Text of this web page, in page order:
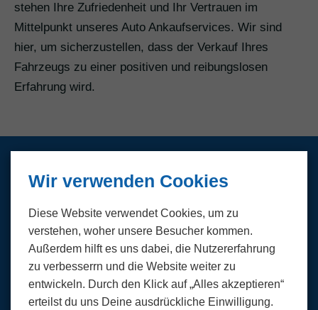
stehen Ihre Zufriedenheit und Ihr Vertrauen im
Mittelpunkt unseres Auto Ankaufservices. Wir sind
hier, um sicherzustellen, dass der Verkauf Ihres
Fahrzeugs zu einer positiven und reibungslosen
Erfahrung wird.
Wir kaufen PKW und LKW
aller Marken und Modelle
Abarth Alfa Romeo
Audi BMW
Wir verwenden Cookies
Diese Website verwendet Cookies, um zu
verstehen, woher unsere Besucher kommen.
Außerdem hilft es uns dabei, die Nutzer­erfahrung
zu verbesserrn und die Website weiter zu
entwickeln. Durch den Klick auf „Alles akzeptieren“
erteilst du uns Deine ausdrückliche Einwilligung.